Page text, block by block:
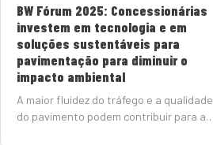
BW Fórum 2025: Concessionárias
investem em tecnologia e em
soluções sustentáveis para
pavimentação para diminuir o
impacto ambiental
A maior fluidez do tráfego e a qualidade
do pavimento podem contribuir para a